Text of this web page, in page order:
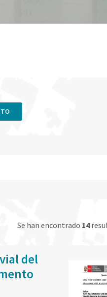
Se han encontrado 14
del